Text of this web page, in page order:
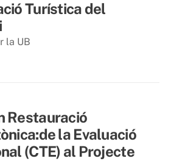
Turística del
la UB
Restauració
la Evaluació
(CTE) al Projecte